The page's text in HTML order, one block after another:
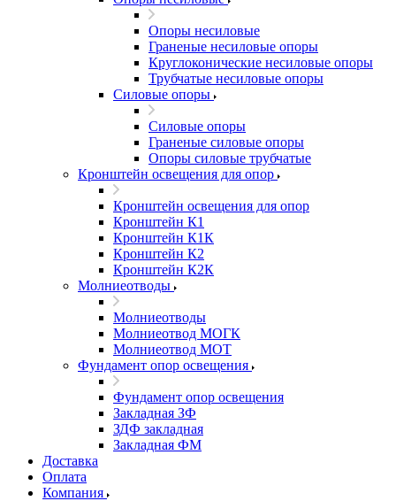
Опоры несиловые
Граненые несиловые опоры
Круглоконические несиловые опоры
Трубчатые несиловые опоры
Силовые опоры
Силовые опоры
Граненые силовые опоры
Опоры силовые трубчатые
Кронштейн освещения для опор
Кронштейн освещения для опор
Кронштейн К1
Кронштейн К1К
Кронштейн К2
Кронштейн К2К
Молниеотводы
Молниеотводы
Молниеотвод МОГК
Молниеотвод МОТ
Фундамент опор освещения
Фундамент опор освещения
Закладная ЗФ
ЗДФ закладная
Закладная ФМ
Доставка
Оплата
Компания